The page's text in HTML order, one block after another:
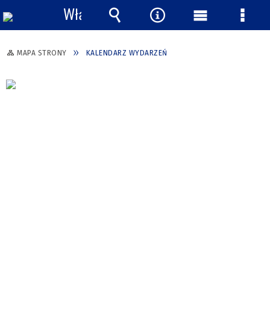
MAPA STRONY KALENDARZ WYDARZEŃ
Włącz
powiadomienia
Wyszukiwarka
Narzędzia
Menu Menu